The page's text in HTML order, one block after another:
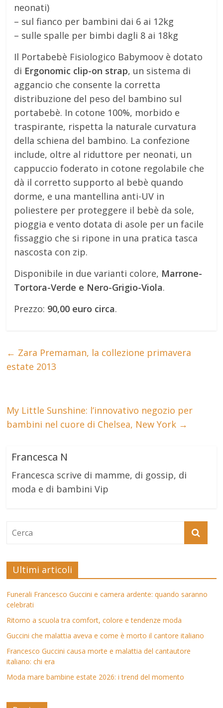
neonati)
– sul fianco per bambini dai 6 ai 12kg
– sulle spalle per bimbi dagli 8 ai 18kg
Il Portabebè Fisiologico Babymoov è dotato
di Ergonomic clip-on strap, un sistema di
aggancio che consente la corretta
distribuzione del peso del bambino sul
portabebè. In cotone 100%, morbido e
traspirante, rispetta la naturale curvatura
della schiena del bambino. La confezione
include, oltre al riduttore per neonati, un
cappuccio foderato in cotone regolabile che
dà il corretto supporto al bebè quando
dorme, e una mantellina anti-UV in
poliestere per proteggere il bebè da sole,
pioggia e vento dotata di asole per un facile
fissaggio che si ripone in una pratica tasca
nascosta con zip.
Disponibile in due varianti colore, Marrone-
Tortora-Verde e Nero-Grigio-Viola.
Prezzo: 90,00 euro circa.
← Zara Premaman, la collezione primavera
estate 2013
My Little Sunshine: l’innovativo negozio per
bambini nel cuore di Chelsea, New York →
Francesca N
Francesca scrive di mamme, di gossip, di
moda e di bambini Vip
Ultimi articoli
Funerali Francesco Guccini e camera ardente: quando saranno
celebrati
Ritorno a scuola tra comfort, colore e tendenze moda
Guccini che malattia aveva e come è morto il cantore italiano
Francesco Guccini causa morte e malattia del cantautore
italiano: chi era
Moda mare bambine estate 2026: i trend del momento